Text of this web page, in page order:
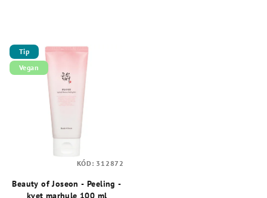
Tip
Vegan
Beauty of Joseon - Peeling -
kvet marhule 100 ml
KÓD: 312872